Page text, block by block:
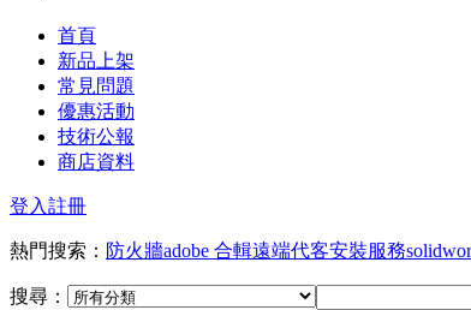
首頁
新品上架
常見問題
優惠活動
技術公報
商店資料
登入註冊
熱門搜索： 防火牆adobe 合輯遠端代客安裝服務
搜尋：